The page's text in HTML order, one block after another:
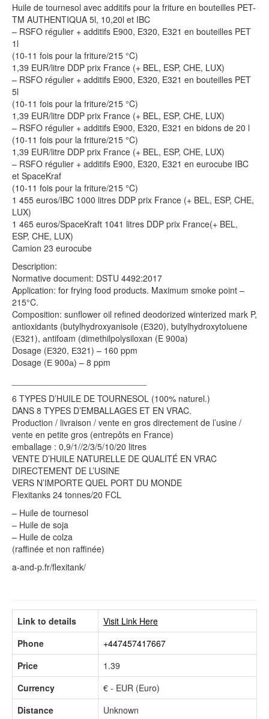
Huile de tournesol avec additifs pour la friture en bouteilles PET-
TM AUTHENTIQUA 5l, 10,20l et IBC
– RSFO régulier + additifs E900, E320, E321 en bouteilles PET
1l
(10-11 fois pour la friture/215 °C)
1,39 EUR/litre DDP prix France (+ BEL, ESP, CHE, LUX)
– RSFO régulier + additifs E900, E320, E321 en bouteilles PET
5l
(10-11 fois pour la friture/215 °C)
1,39 EUR/litre DDP prix France (+ BEL, ESP, CHE, LUX)
– RSFO régulier + additifs E900, E320, E321 en bidons de 20 l
(10-11 fois pour la friture/215 °C)
1,39 EUR/litre DDP prix France (+ BEL, ESP, CHE, LUX)
– RSFO régulier + additifs E900, E320, E321 en eurocube IBC
et SpaceKraf
(10-11 fois pour la friture/215 °C)
1 455 euros/IBC 1000 litres DDP prix France (+ BEL, ESP, CHE,
LUX)
1 465 euros/SpaceKraft 1041 litres DDP prix France(+ BEL,
ESP, CHE, LUX)
Camion 23 eurocube
Description:
Normative document: DSTU 4492:2017
Application: for frying food products. Maximum smoke point –
215°C.
Composition: sunflower oil refined deodorized winterized mark P,
antioxidants (butylhydroxyanisole (Е320), butylhydroxytoluene
(Е321), аntifoam (dimethilpolysiloxan (E 900a)
Dosage (Е320, Е321) – 160 ppm
Dosage (Е 900а) – 8 ppm
6 TYPES D’HUILE DE TOURNESOL (100% naturel.)
DANS 8 TYPES D’EMBALLAGES ET EN VRAC.
Production / livraison / vente en gros directement de l’usine /
vente en petite gros (entrepôts en France)
emballage : 0,9/1//2/3/5/10/20 litres
VENTE D’HUILE NATURELLE DE QUALITÉ EN VRAC
DIRECTEMENT DE L’USINE
VERS N’IMPORTE QUEL PORT DU MONDE
Flexitanks 24 tonnes/20 FCL
– Huile de tournesol
– Huile de soja
– Huile de colza
(raffinée et non raffinée)
a-and-p.fr/flexitank/
Link to details
Visit Link Here
Phone
+447457417667
Price
1.39
Currency
€ - EUR (Euro)
Distance
Unknown